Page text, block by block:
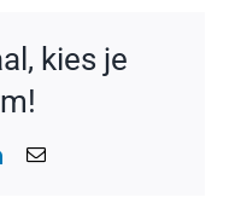
kies je
LinkedIn
E-